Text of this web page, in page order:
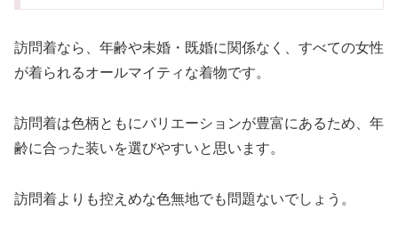
訪問着なら、年齢や未婚・既婚に関係なく、すべての女性
が着られるオールマイティな着物です。
訪問着は色柄ともにバリエーションが豊富にあるため、年
齢に合った装いを選びやすいと思います。
訪問着よりも控えめな色無地でも問題ないでしょう。